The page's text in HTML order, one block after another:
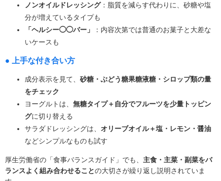
ノンオイルドレッシング：脂質を減らす代わりに、砂糖や塩
分が増えているタイプも
「ヘルシー◯◯バー」
：内容次第では普通のお菓子と大差な
いケースも
● 上手な付き合い方
成分表示を見て、 砂糖・ぶどう糖果糖液糖・シロップ類の量
をチェック
ヨーグルトは、 無糖タイプ＋自分でフルーツを少量トッピン
グに切り替える
サラダドレッシングは、 オリーブオイル＋塩・レモン・醤油
などシンプルなものも試す
厚生労働省の「食事バランスガイド」でも、 主食・主菜・副菜をバ
ランスよく組み合わせることの大切さが繰り返し説明されていま